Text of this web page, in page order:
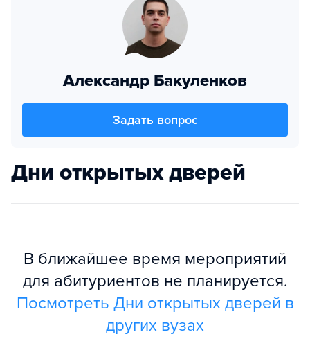
Александр Бакуленков
Задать вопрос
Дни открытых дверей
В ближайшее время мероприятий
для абитуриентов не планируется.
Посмотреть Дни открытых дверей в
других вузах